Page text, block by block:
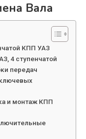
Вала
КПП УАЗ
4 ступенчатой
передач
и монтаж КПП